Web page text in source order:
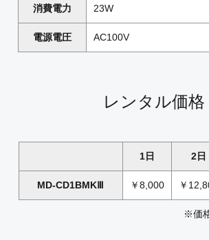
消費電力 23W
電源電圧 AC100V
レンタル価格
1日 2日
MD-CD1BMKⅢ ￥8,000 ￥
※価